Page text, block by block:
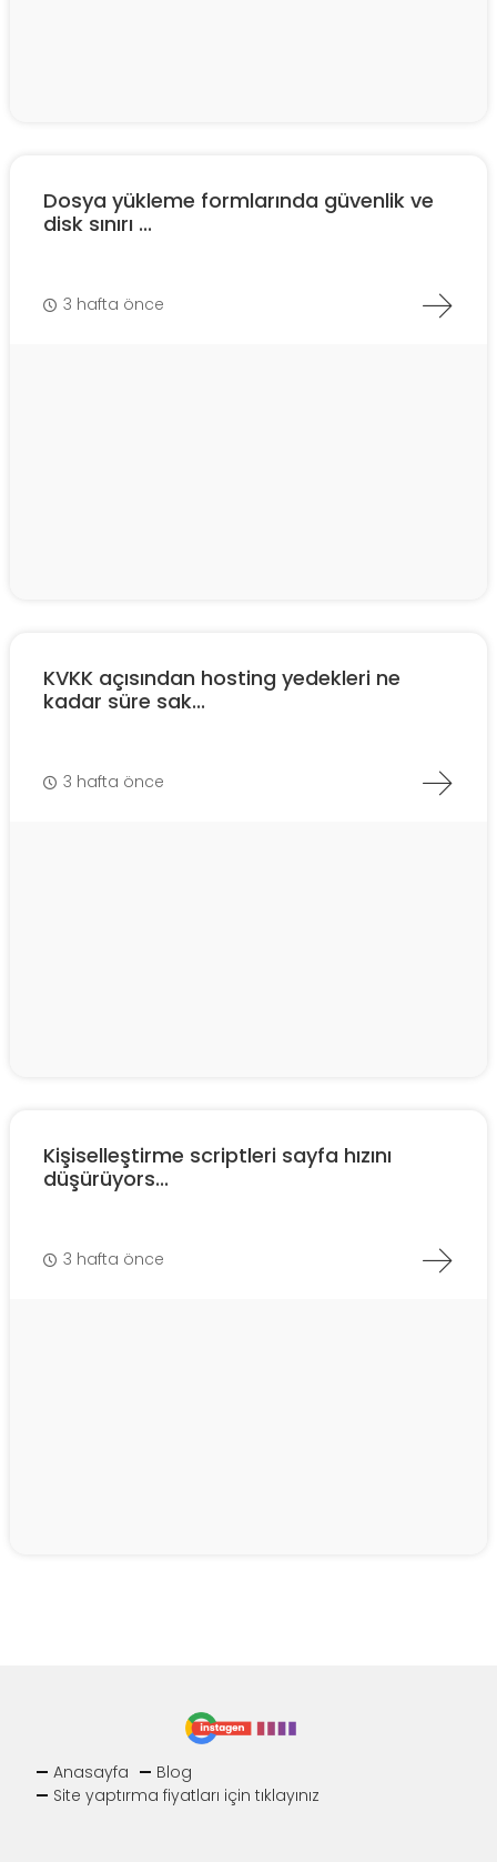
Dosya yükleme formlarında güvenlik ve
disk sınırı ...
3 hafta önce
KVKK açısından hosting yedekleri ne
kadar süre sak...
3 hafta önce
Kişiselleştirme scriptleri sayfa hızını
düşürüyors...
3 hafta önce
Anasayfa
Blog
Site yaptırma fiyatları için tıklayınız